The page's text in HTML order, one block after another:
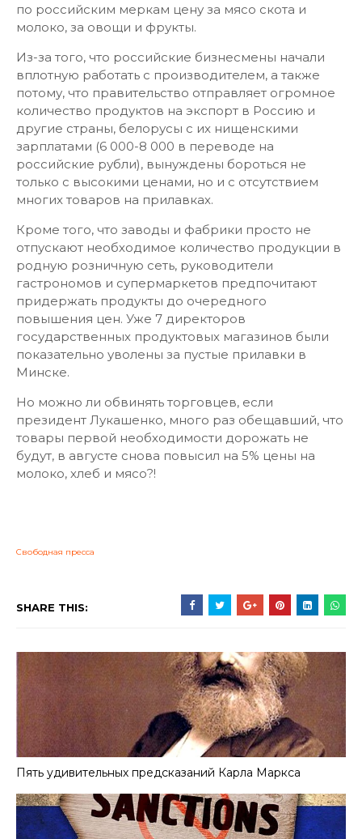
по российским меркам цену за мясо скота и
молоко, за овощи и фрукты.
Из-за того, что российские бизнесмены начали
вплотную работать с производителем, а также
потому, что правительство отправляет огромное
количество продуктов на экспорт в Россию и
другие страны, белорусы с их нищенскими
зарплатами (6 000-8 000 в переводе на
российские рубли), вынуждены бороться не
только с высокими ценами, но и с отсутствием
многих товаров на прилавках.
Кроме того, что заводы и фабрики просто не
отпускают необходимое количество продукции в
родную розничную сеть, руководители
гастрономов и супермаркетов предпочитают
придержать продукты до очередного
повышения цен. Уже 7 директоров
государственных продуктовых магазинов были
показательно уволены за пустые прилавки в
Минске.
Но можно ли обвинять торговцев, если
президент Лукашенко, много раз обещавший, что
товары первой необходимости дорожать не
будут, в августе снова повысил на 5% цены на
молоко, хлеб и мясо?!
Свободная пресса
SHARE THIS:
Пять удивительных предсказаний Карла Маркса